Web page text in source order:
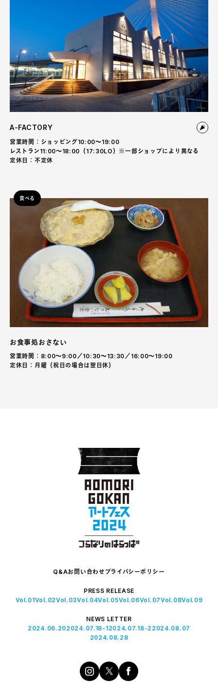
A-FACTORY
営業時間：ショッピング10:00〜19:00
レストラン11:00〜18:00（17:30LO）※一部ショップにより異なる
定休日：不定休
食べる
お食事処おさない
営業時間：8:00〜9:00／10:30〜13:30／16:00〜19:00
定休日：月曜（祝日の場合は翌日休）
Q&Aお問い合わせ プライバシーポリシー
PRESS RELEASE
Vol.01Vol.02Vol.03Vol.04Vol.05Vol.06Vol.07Vol.08Vol.09
NEWS LETTER
2024.06.202024.07.18-12024.07.18-2 2024.08.07
2024.08.28